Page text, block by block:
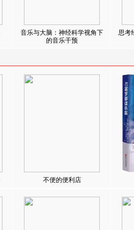
音乐与大脑：神经科学视角下
的音乐干预
思考
不便的便利店